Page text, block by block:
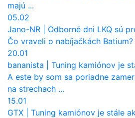
majú ...
05.02
Jano-NR
Odborné dni LKQ sú pre všetkých,
Čo vraveli o nabíjačkách
20.01
bananista
Tuning kamiónov je stále aktuálny.
A este by som sa poriadne
na strechach ...
15.01
GTX
Tuning kamiónov je stále aktuálny. Prečo